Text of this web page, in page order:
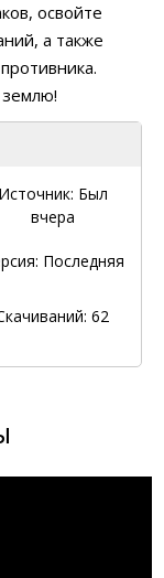
освойте
а также
Источник: Был
вчера
Последняя
62